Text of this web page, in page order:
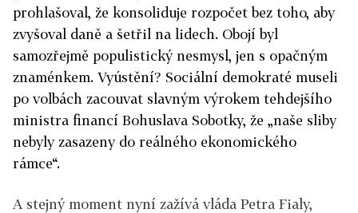
prohlašoval, že konsoliduje rozpočet bez toho, aby
zvyšoval daně a šetřil na lidech. Obojí byl
samozřejmě populistický nesmysl, jen s opačným
znaménkem. Vyústění? Sociální demokraté museli
po volbách zacouvat slavným výrokem tehdejšího
ministra financí Bohuslava Sobotky, že „naše sliby
nebyly zasazeny do reálného ekonomického
rámce“.
A stejný moment nyní zažívá vláda Petra Fialy,